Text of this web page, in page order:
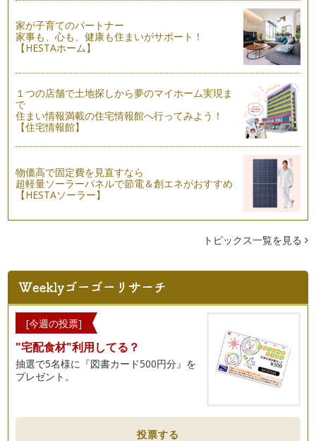
毛糸はシルク、アルパカ、ウール、カシミア、アクリルなど、
他にも沢山の種類が あります。 …
家が子育てのパートナー
家事も、心も、健康も住まいがサポート！
【HESTAホーム】
１つの店舗で土地探しから夢のマイホーム実現ま
で
住まい情報満載の住宅情報館へ行ってみよう！
【住宅情報館】
物価高で固定費を見直すなら
超軽量ソーラーパネルで節電＆創エネがおすすめ
【HESTAソーラー】
トピックス一覧を見る
[今週の投票]
"宅配食材"利用してる？
抽選で5名様に『図書カード500円分』を
プレゼント。
投票する